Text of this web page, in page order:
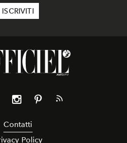
Contatti
Policy